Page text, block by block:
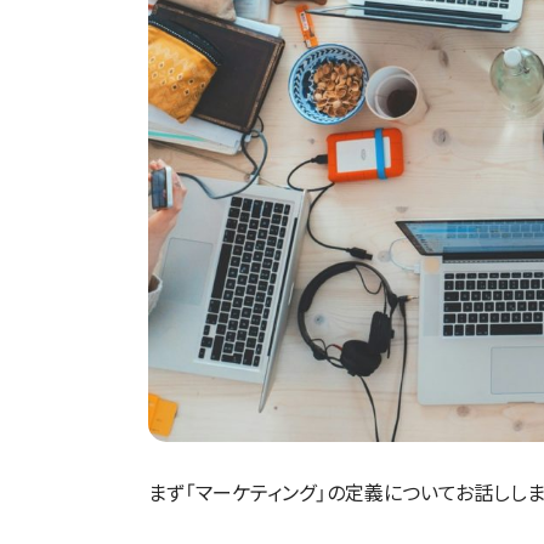
まず「マーケティング」の定義についてお話しし